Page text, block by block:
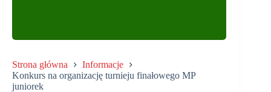
Strona główna
Informacje
Konkurs na organizację turnieju finałowego MP
juniorek